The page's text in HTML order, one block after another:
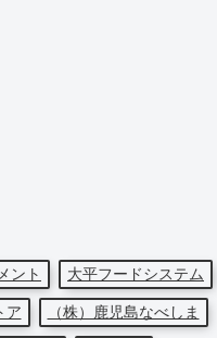
ント
大平フードシステム
ア
（株）鹿児島なべしま